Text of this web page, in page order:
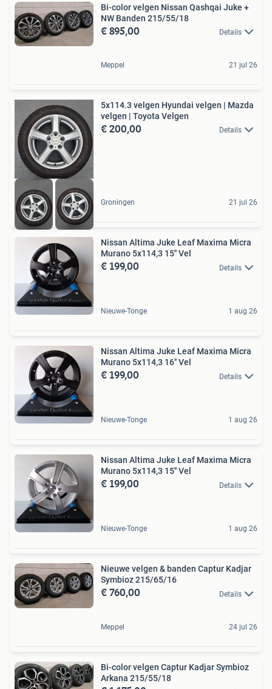
Bi-color velgen Nissan Qashqai Juke +
NW Banden 215/55/18
€ 895,00 Details
Meppel 21 jul 26
5x114.3 velgen Hyundai velgen | Mazda
velgen | Toyota Velgen
€ 200,00 Details
Groningen 21 jul 26
Nissan Altima Juke Leaf Maxima Micra
Murano 5x114,3 15'' Vel
€ 199,00 Details
Nieuwe-Tonge 1 aug 26
Nissan Altima Juke Leaf Maxima Micra
Murano 5x114,3 16'' Vel
€ 199,00 Details
Nieuwe-Tonge 1 aug 26
Nissan Altima Juke Leaf Maxima Micra
Murano 5x114,3 15'' Vel
€ 199,00 Details
Nieuwe-Tonge 1 aug 26
Nieuwe velgen & banden Captur Kadjar
Symbioz 215/65/16
€ 760,00 Details
Meppel 24 jul 26
Bi-color velgen Captur Kadjar Symbioz
Arkana 215/55/18